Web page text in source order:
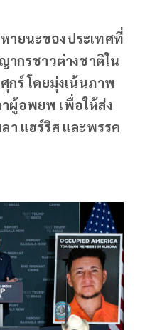
ายนะของประเทศที่
ากรชาวต่างชาติใน
กร์ โดยมุ่งเน้นภาพ
ผู้อพยพ เพื่อให้ส่ง
า แฮร์ริส และพรรค